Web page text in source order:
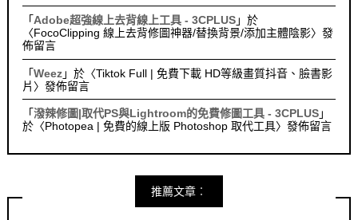
「 Adobe超強線上去背線上工具 - 3CPLUS」於
〈FocoClipping 線上去背修圖神器/替換背景/添加主體陰影〉發
佈留言
「Weez」於〈Tiktok Full | 免費下載 HD等級畫質抖音、臉書影
片 〉發佈留言
「潑辣修圖|取代PS與Lightroom的免費修圖工具 - 3CPLUS」
於〈Photopea | 免費的線上版 Photoshop 取代工具〉發佈留言
推薦文章︰